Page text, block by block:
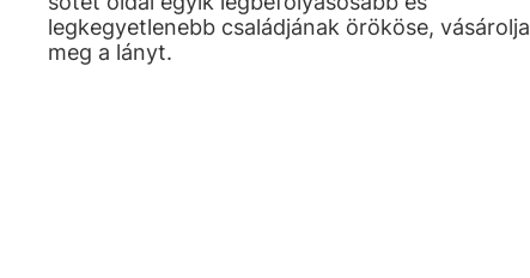
legkegyetlenebb családjának örököse, vásárolja
meg a lányt.